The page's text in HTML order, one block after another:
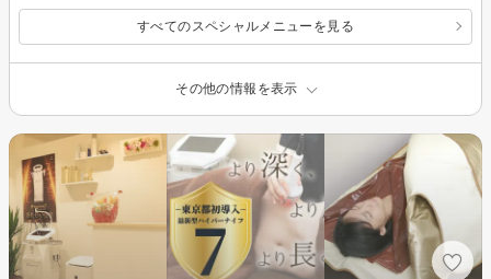
すべてのスペシャルメニューを見る
その他の情報を表示